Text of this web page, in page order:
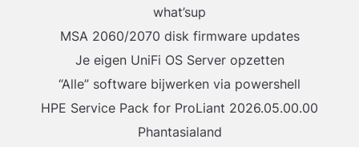
what’sup
MSA 2060/2070 disk firmware updates
Je eigen UniFi OS Server opzetten
“Alle” software bijwerken via powershell
HPE Service Pack for ProLiant 2026.05.00.00
Phantasialand